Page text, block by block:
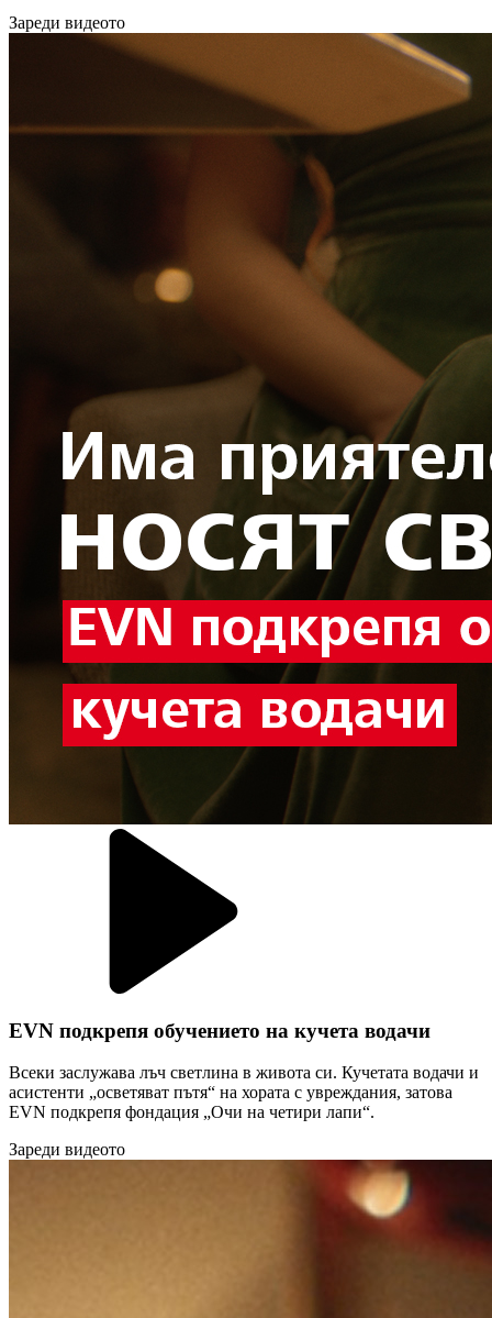
Зареди видеото
EVN подкрепя обучението на кучета водачи
Всеки заслужава лъч светлина в живота си. Кучетата водачи и
асистенти „осветяват пътя“ на хората с увреждания, затова
EVN подкрепя фондация „Очи на четири лапи“.
Зареди видеото